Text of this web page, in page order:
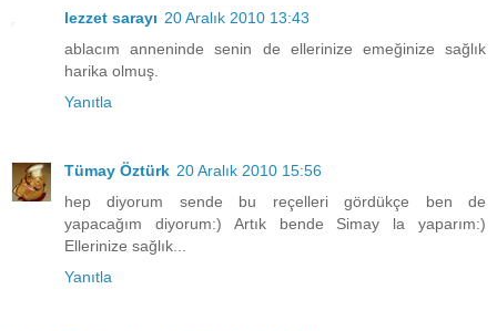
lezzet sarayı 20 Aralık 2010 13:43
ablacım anneninde senin de ellerinize emeğinize sağlık
harika olmuş.
Yanıtla
Tümay Öztürk 20 Aralık 2010 15:56
hep diyorum sende bu reçelleri gördükçe ben de
yapacağım diyorum:) Artık bende Simay la yaparım:)
Ellerinize sağlık...
Yanıtla